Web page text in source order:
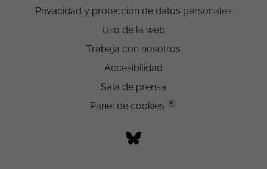
Privacidad y protección de datos personales
Uso de la web
Trabaja con nosotros
Accesibilidad
Sala de prensa
Panel de cookies
5